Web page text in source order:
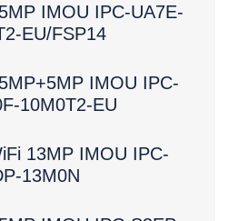
IMOU IPC-UA7E-
EU/FSP14
IMOU IPC-
10M0T2-EU
13MP IMOU IPC-
13M0N